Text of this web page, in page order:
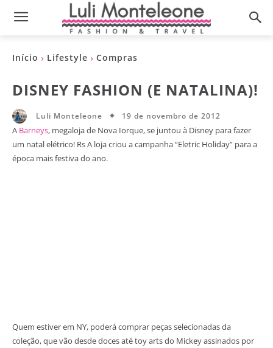
Início Lifestyle Compras
DISNEY FASHION (E NATALINA)!
Luli Monteleone 19 de novembro de 2012
A Barneys, megaloja de Nova Iorque, se juntou à Disney para fazer
um natal elétrico! Rs A loja criou a campanha “Eletric Holiday” para a
época mais festiva do ano.
Quem estiver em NY, poderá comprar peças selecionadas da
coleção, que vão desde doces até toy arts do Mickey assinados por